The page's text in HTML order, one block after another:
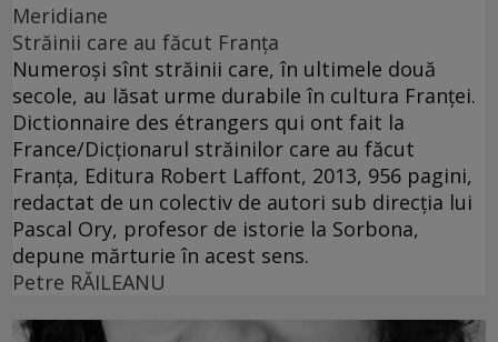
Meridiane
Străinii care au făcut Franţa
Numeroşi sînt străinii care, în ultimele două
secole, au lăsat urme durabile în cultura Franţei.
Dictionnaire des étrangers qui ont fait la
France/Dicţionarul străinilor care au făcut
Franţa, Editura Robert Laffont, 2013, 956 pagini,
redactat de un colectiv de autori sub direcţia lui
Pascal Ory, profesor de istorie la Sorbona,
depune mărturie în acest sens.
Petre RĂILEANU